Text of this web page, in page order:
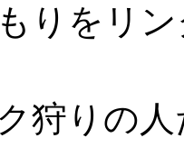
りをリ
狩りの